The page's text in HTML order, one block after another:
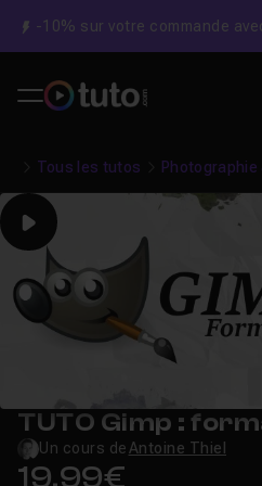
-10% sur votre commande
Tous les tutos Photographie
Play
TUTO Gimp :
Un cours de Antoine Thiel
19,99€